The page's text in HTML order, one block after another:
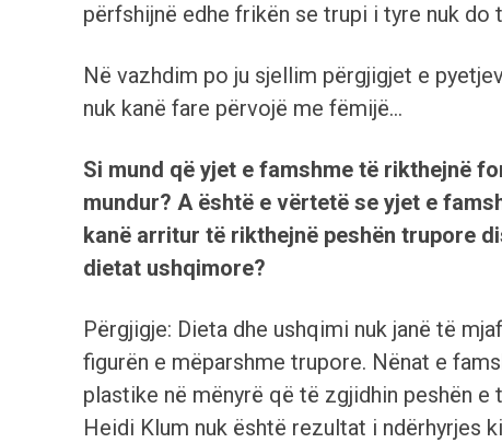
përfshijnë edhe frikën se trupi i tyre nuk
Në vazhdim po ju sjellim përgjigjet e
nuk kanë fare përvojë me fëmijë…
Si mund që yjet e famshme të rikthejnë
mundur? A është e vërtetë se yjet e
kanë arritur të rikthejnë peshën trupore
dietat ushqimore?
Përgjigje: Dieta dhe ushqimi nuk janë të
figurën e mëparshme trupore. Nënat e
plastike në mënyrë që të zgjidhin peshën
Heidi Klum nuk është rezultat i ndërhyrjes